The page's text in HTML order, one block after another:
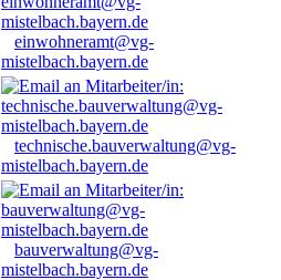
einwohneramt@vg-
mistelbach.bayern.de
technische.bauverwaltung@vg-
mistelbach.bayern.de
bauverwaltung@vg-
mistelbach.bayern.de